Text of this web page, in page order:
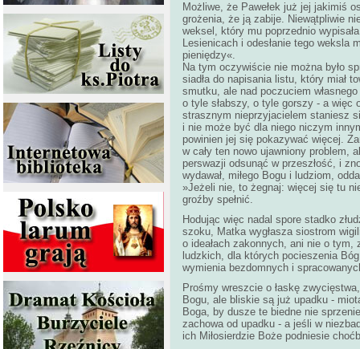
Możliwe, że Pawełek już jej jakimiś
grożenia, że ją zabije. Niewątpliwie
weksel, który mu poprzednio
Lesienicach i odesłanie tego weksla
pieniędzy«.
Na tym oczywiście nie można było
siadła do napisania listu, który miał
smutku, ale nad poczuciem
o tyle słabszy, o tyle gorszy - a więc
strasznym nieprzyjacielem staniesz
i nie może być dla niego niczym
powinien jej się pokazywać więcej.
w cały ten nowo ujawniony problem,
perswazji odsunąć w przeszłość, i
wydawał, miłego Bogu i ludziom,
»Jeżeli nie, to żegnaj: więcej się tu
groźby spełnić.
Hodując więc nadal spore stadko
szoku, Matka wygłasza siostrom
o ideałach zakonnych, ani nie o
ludzkich, dla których pocieszenia
wymienia bezdomnych i
Prośmy wreszcie o łaskę
Bogu, ale bliskie są już upadku -
Boga, by dusze te biedne nie
zachowa od upadku - a jeśli w
ich Miłosierdzie Boże podniesie